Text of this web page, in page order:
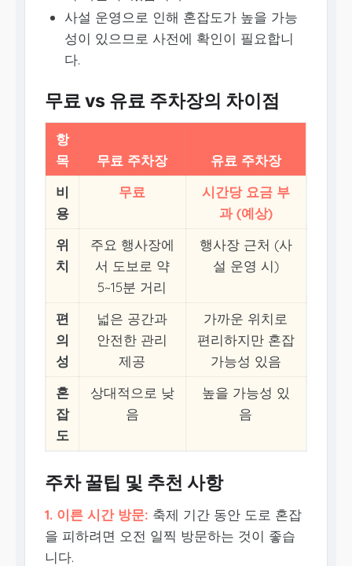
사설 운영으로 인해 혼잡도가 높을 가능
성이 있으므로 사전에 확인이 필요합니
다.
무료 vs 유료 주차장의 차이점
항
목
무료 주차장
유료 주차장
비
용
무료
시간당 요금 부
과 (예상)
위
치
주요 행사장에
서 도보로 약
5~15분 거리
행사장 근처 (사
설 운영 시)
편
의
성
넓은 공간과
안전한 관리
제공
가까운 위치로
편리하지만 혼잡
가능성 있음
혼
잡
도
상대적으로 낮
음
높을 가능성 있
음
주차 꿀팁 및 추천 사항
1. 이른 시간 방문: 축제 기간 동안 도로 혼잡
을 피하려면 오전 일찍 방문하는 것이 좋습
니다.